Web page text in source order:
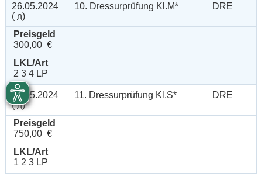
26.05.2024
( n)
10. Dressurprüfung Kl.M* DRE
Preisgeld
300,00 €
LKL/Art
2 3 4 LP
26.05.2024
(n)
11. Dressurprüfung Kl.S* DRE
Preisgeld
750,00 €
LKL/Art
1 2 3 LP